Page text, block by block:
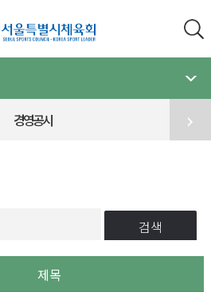
경영공시
검색
제목